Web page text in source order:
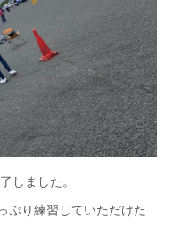
しました。
ぷり練習していただけた